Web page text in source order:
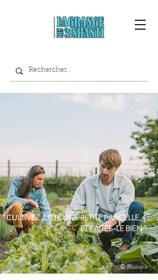
© Blutopia
" CULTIVEZ JUSTE UNE PETITE PARCELLE,
ET FAITES-LE BIEN "